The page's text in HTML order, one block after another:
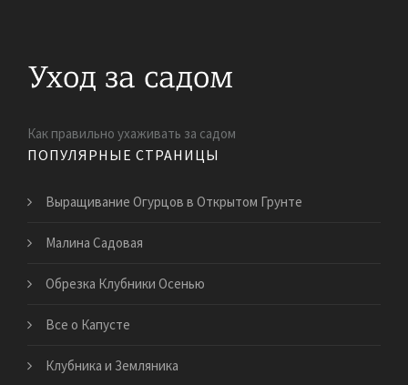
Как правильно ухаживать за садом
ПОПУЛЯРНЫЕ СТРАНИЦЫ
Выращивание Огурцов в Открытом Грунте
Малина Садовая
Обрезка Клубники Осенью
Все о Капусте
Клубника и Земляника